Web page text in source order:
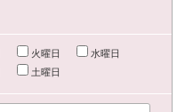
火曜日
水曜日
土曜日